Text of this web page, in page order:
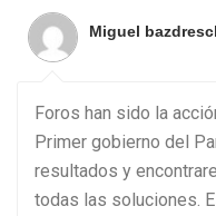
Miguel
Foros han sido la
Primer gobierno del
resultados y
todas las soluciones.